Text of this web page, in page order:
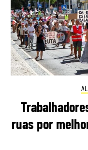
ruas por